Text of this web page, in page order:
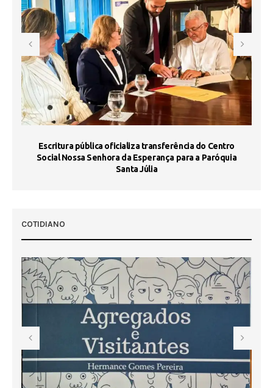
Escritura pública oficializa transferência do Centro
Social Nossa Senhora da Esperança para a Paróquia
Santa Júlia
COTIDIANO